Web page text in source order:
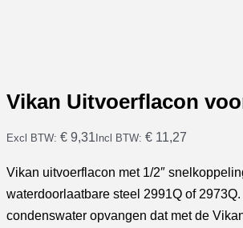
Vikan Uitvoerflacon
Excl BTW: € 9,31 Incl BTW: € 11,27
Vikan uitvoerflacon met 1/2″
waterdoorlaatbare steel 2991Q of
condenswater opvangen dat met de